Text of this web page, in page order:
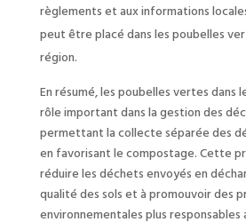
règlements et aux informations
peut être placé dans les poubelles
région.
En résumé, les poubelles vertes dans
rôle important dans la gestion des
permettant la collecte séparée des
en favorisant le compostage. Cette
réduire les déchets envoyés en
qualité des sols et à promouvoir des
environnementales plus responsables